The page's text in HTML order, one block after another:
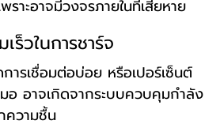
าะอาจมีวงจรภายในที่เสียหาย
ร็วในการชาร์จ
ารเชื่อมต่อบ่อย หรือเปอร์เซ็นต์
อ อาจเกิดจากระบบควบคุมกำลัง
ความชื้น